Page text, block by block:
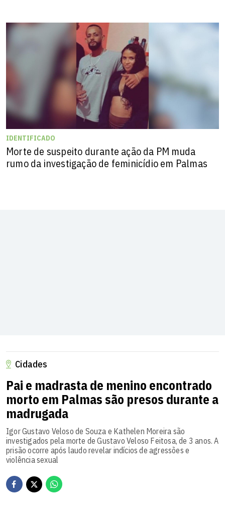
IDENTIFICADO
Morte de suspeito durante ação da PM muda
rumo da investigação de feminicídio em Palmas
Cidades
Pai e madrasta de menino encontrado
morto em Palmas são presos durante a
madrugada
Igor Gustavo Veloso de Souza e Kathelen Moreira são
investigados pela morte de Gustavo Veloso Feitosa, de 3 anos. A
prisão ocorre após laudo revelar indícios de agressões e
violência sexual